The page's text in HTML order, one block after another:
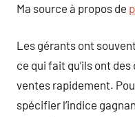
Ma source à propos de
Les gérants ont
ce qui fait qu’ils ont
ventes rapidement.
spécifier l’indice